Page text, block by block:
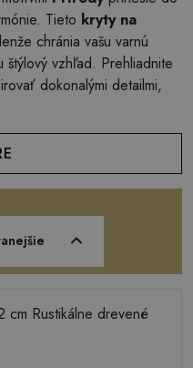
Tieto kryty na
chránia vašu varnú
vzhľad. Prehliadnite
dokonalými detailmi,